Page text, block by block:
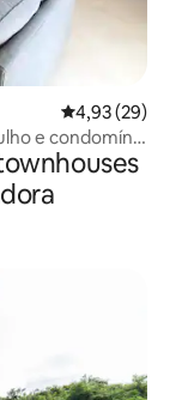
4,93 de uma
4,93 (29)
e condomínio